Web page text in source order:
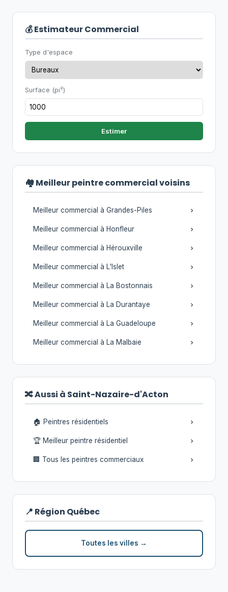
💰 Estimateur Commercial
Type d'espace
Surface (pi²)
Estimer
🏘️ Meilleur peintre commercial voisins
Meilleur commercial à Grandes-Piles
Meilleur commercial à Honfleur
Meilleur commercial à Hérouxville
Meilleur commercial à L'Islet
Meilleur commercial à La Bostonnais
Meilleur commercial à La Durantaye
Meilleur commercial à La Guadeloupe
Meilleur commercial à La Malbaie
🔀 Aussi à Saint-Nazaire-d'Acton
🏠 Peintres résidentiels
🏆 Meilleur peintre résidentiel
🏢 Tous les peintres commerciaux
📍 Région Québec
Toutes les villes →